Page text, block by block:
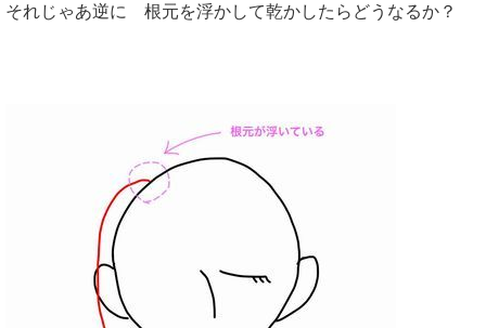
それじゃあ逆に 根元を浮かして乾かしたらどうなるか？